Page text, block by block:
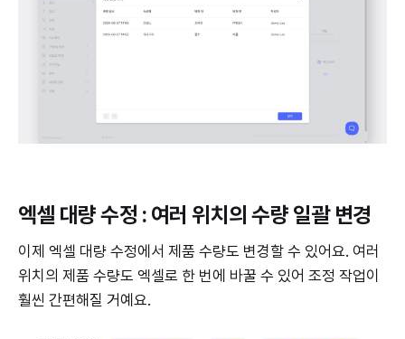
엑셀 대량 수정 : 여러 위치의 수량 일괄 변경
이제 엑셀 대량 수정에서 제품 수량도 변경할 수 있어요. 여러
위치의 제품 수량도 엑셀로 한 번에 바꿀 수 있어 조정 작업이
훨씬 간편해질 거예요.